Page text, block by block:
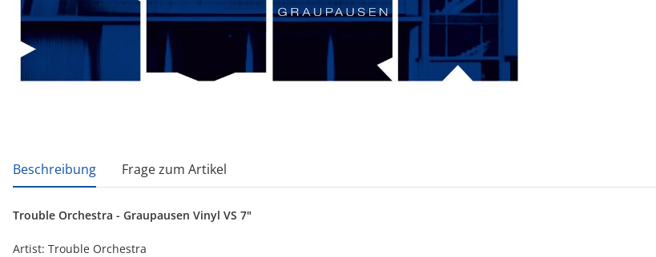
weitere Registerkarten anzeigen
Beschreibung Frage zum Artikel
Trouble Orchestra - Graupausen Vinyl VS 7"
Artist: Trouble Orchestra